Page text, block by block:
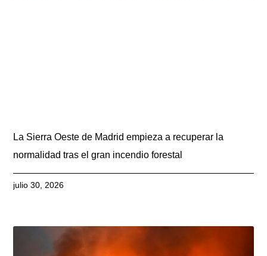
La Sierra Oeste de Madrid empieza a recuperar la
normalidad tras el gran incendio forestal
julio 30, 2026